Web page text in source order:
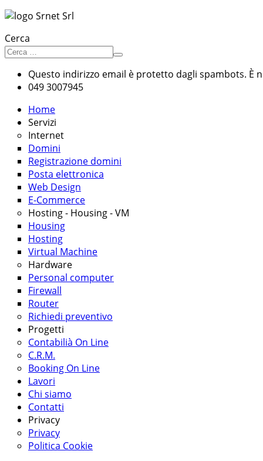
Cerca
Questo indirizzo email è protetto dagli spambots. È
049 3007945
Home
Servizi
Internet
Domini
Registrazione domini
Posta elettronica
Web Design
E-Commerce
Hosting - Housing - VM
Housing
Hosting
Virtual Machine
Hardware
Personal computer
Firewall
Router
Richiedi preventivo
Progetti
Contabilià On Line
C.R.M.
Booking On Line
Lavori
Chi siamo
Contatti
Privacy
Privacy
Politica Cookie